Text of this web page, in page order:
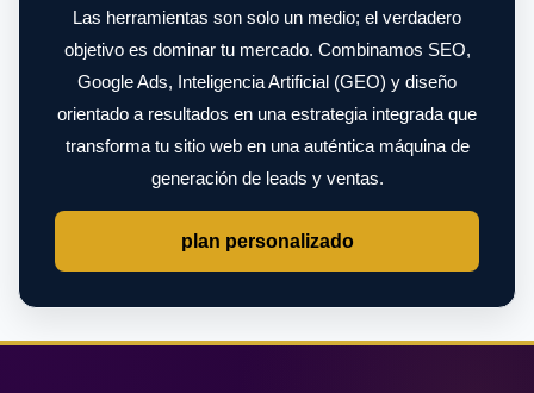
Las herramientas son solo un medio; el verdadero
objetivo es dominar tu mercado. Combinamos SEO,
Google Ads, Inteligencia Artificial (GEO) y diseño
orientado a resultados en una estrategia integrada que
transforma tu sitio web en una auténtica máquina de
generación de leads y ventas.
plan personalizado